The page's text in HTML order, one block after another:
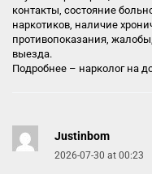
контакты, состояние
наркотиков, наличие
противопоказания,
выезда.
Подробнее – нарколог на
Justinbom
2026-07-30 at 00:23